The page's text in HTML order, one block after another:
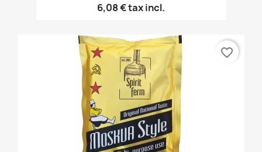
6,08 €tax incl.
favorite_border